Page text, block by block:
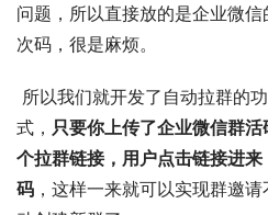
问题，所以直接放的是企业微
次码，很是麻烦。
式， 只要你上传了企业微信群
个拉群链接，用户点击链接进
码 ，这样一来就可以实现群邀